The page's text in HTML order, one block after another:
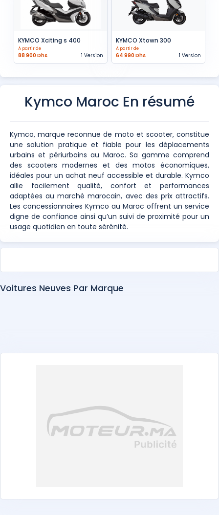
KYMCO Xciting s 400
À partir de
88 900 Dhs 1 Version
KYMCO Xtown 300
À partir de
64 990 Dhs 1 Version
Kymco Maroc En résumé
Kymco, marque reconnue de moto et scooter, constitue
une solution pratique et fiable pour les déplacements
urbains et périurbains au Maroc. Sa gamme comprend
des scooters modernes et des motos économiques,
idéales pour un achat neuf accessible et durable. Kymco
allie facilement qualité, confort et performances
adaptées au marché marocain, avec des prix attractifs.
Les concessionnaires Kymco au Maroc offrent un service
digne de confiance ainsi qu’un suivi de proximité pour un
usage quotidien en toute sérénité.
Voitures Neuves Par Marque
E-Moto Ei-Hei FB-Mondial Guzzi Harley-Davidson Honda Kayo
Suzuki Vespa